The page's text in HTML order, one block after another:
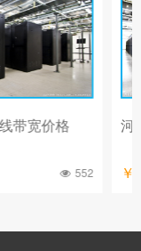
G口带宽价格